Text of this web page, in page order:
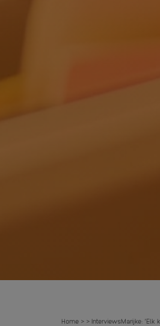
Home > > InterviewsMarijke: ‘Elk